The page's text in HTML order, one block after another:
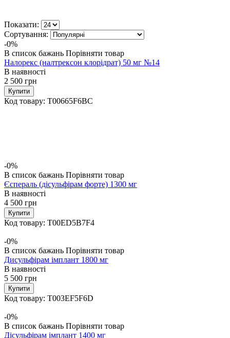
Показати:
Сортування:
-0%
В список бажань Порівняти товар
Налорекс (налтрексон клорідрат) 50 мг №14
В наявності
2 500 грн
Купити
Код товару: T00665F6BC
-0%
В список бажань Порівняти товар
Єспераль (дісульфірам форте) 1300 мг
В наявності
4 500 грн
Купити
Код товару: T00ED5B7F4
-0%
В список бажань Порівняти товар
Дисульфірам імплант 1800 мг
В наявності
5 500 грн
Купити
Код товару: T003EF5F6D
-0%
В список бажань Порівняти товар
Дісульфірам імплант 1400 мг